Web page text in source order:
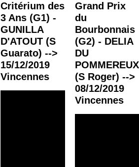
Critérium des
3 Ans (G1) -
GUNILLA
D'ATOUT (S
Guarato) -->
15/12/2019
Vincennes
Grand Prix
du
Bourbonnais
(G2) - DELIA
DU
POMMEREUX
(S Roger) -->
08/12/2019
Vincennes